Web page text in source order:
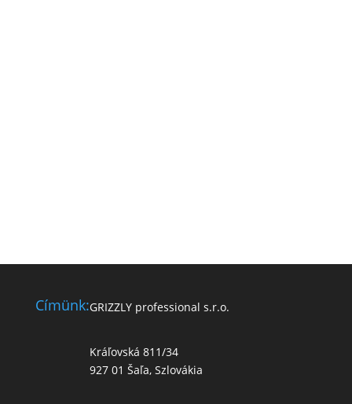
Címünk:GRIZZLY professional s.r.o.
Kráľovská 811/34
927 01 Šaľa, Szlovákia